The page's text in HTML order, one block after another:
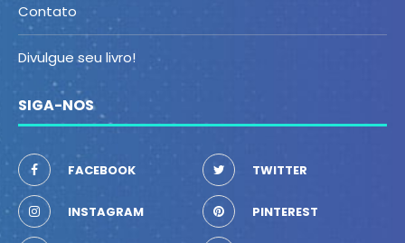
Contato
Divulgue seu livro!
SIGA-NOS
FACEBOOK TWITTER
INSTAGRAM PINTEREST